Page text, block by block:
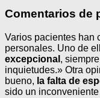
Comentarios de
Varios pacientes han
personales. Uno de
excepcional ,
inquietudes.» Otra
bueno, la falta de
sido un